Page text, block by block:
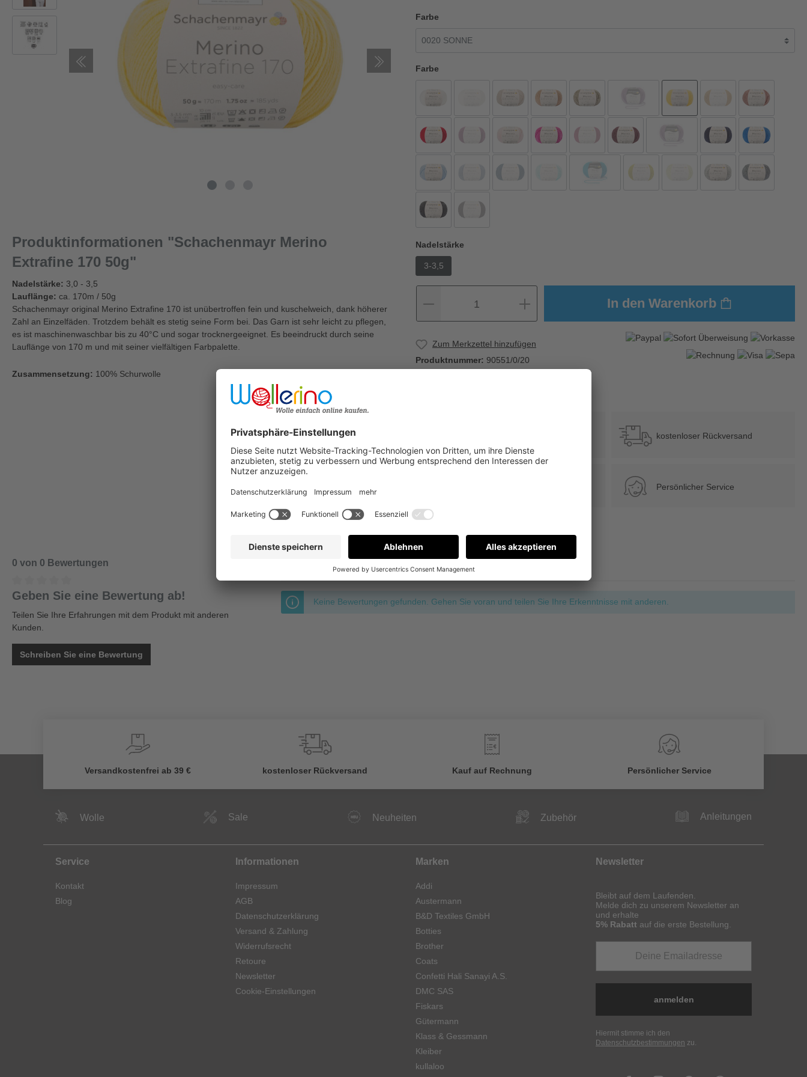
Produktinformationen "Schachenmayr Merino
Extrafine 170 50g"
Nadelstärke: 3,0 - 3,5
Lauflänge: ca. 170m / 50g
Schachenmayr original Merino Extrafine 170 ist unübertroffen fein und kuschelweich, dank höherer
Zahl an Einzelfäden. Trotzdem behält es stetig seine Form bei. Das Garn ist sehr leicht zu pflegen,
es ist maschinenwaschbar bis zu 40°C und sogar trocknergeeignet. Es beeindruckt durch seine
Lauflänge von 170 m und mit seiner vielfältigen Farbpalette.
Zusammensetzung: 100% Schurwolle
Farbe
Farbe
Nadelstärke
3-3,5
1 In den Warenkorb
Zum Merkzettel hinzufügen
Produktnummer: 90551/0/20
kostenloser Rückversand
Persönlicher Service
0 von 0 Bewertungen
Geben Sie eine Bewertung ab!
Teilen Sie Ihre Erfahrungen mit dem Produkt mit anderen
Kunden.
Schreiben Sie eine Bewertung
Keine Bewertungen gefunden. Gehen Sie voran und teilen Sie Ihre Erkenntnisse mit anderen.
Versandkostenfrei ab 39 € kostenloser Rückversand
€
Kauf auf Rechnung Persönlicher Service
Wolle Sale Neuheiten Zubehör Anleitungen
Service
Kontakt
Blog
Informationen
Impressum
AGB
Datenschutzerklärung
Versand & Zahlung
Widerrufsrecht
Retoure
Newsletter
Cookie-Einstellungen
Marken
Addi
Austermann
B&D Textiles GmbH
Botties
Brother
Coats
Confetti Hali Sanayi A.S.
DMC SAS
Fiskars
Gütermann
Klass & Gessmann
Kleiber
kullaloo
Newsletter
Bleibt auf dem Laufenden.
Melde dich zu unserem Newsletter an
und erhalte
5% Rabatt auf die erste Bestellung.
anmelden
Hiermit stimme ich den
Datenschutzbestimmungen zu.